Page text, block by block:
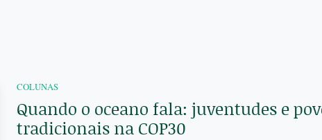
COLUNAS
Quando o oceano fala: juventudes e
tradicionais na COP30